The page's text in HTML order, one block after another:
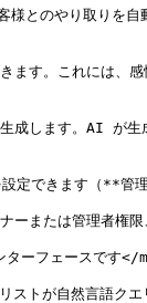
のやり取りを自
す。これには、
成します。AI
を設定できま
たは管理者権限
ーフェースです</
が自然言語ク